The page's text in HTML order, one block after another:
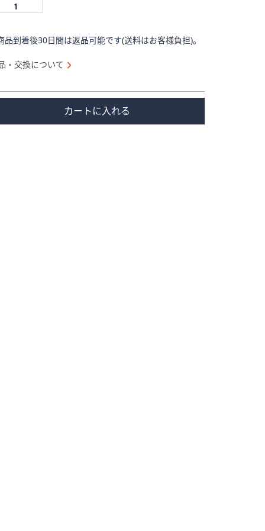
品到着後30日間は返品可能です(送料はお客様負担)。
・交換について
カートに入れる